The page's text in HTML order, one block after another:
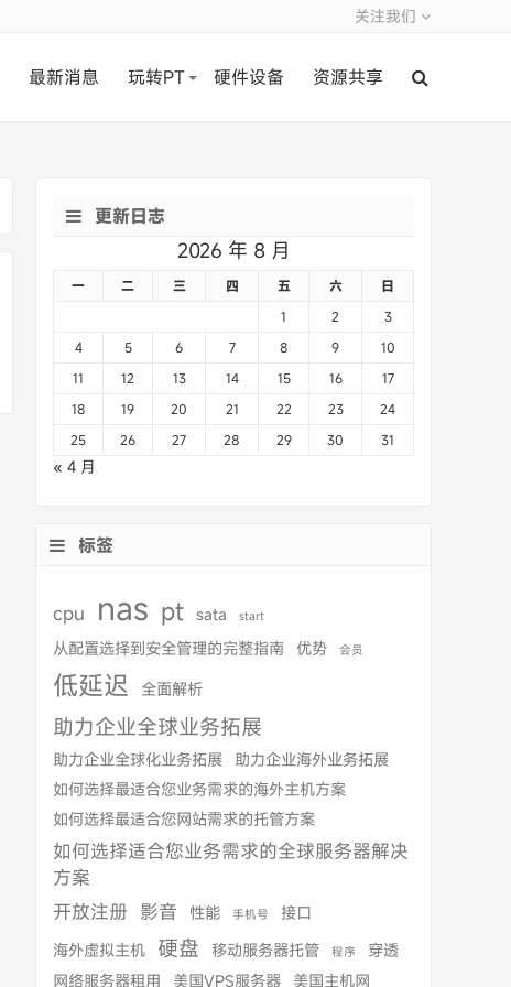
关注我们
最新消息 玩转PT 硬件设备 资源共享
更新日志
2026 年 8 月
一 二 三 四 五 六
日
1
2
3
4
5 6 7 8 9
10
11
12 13 14 15 16
17
18
19 20 21 22 23
24
25
26 27 28 29 30 31
« 4 月
标签
cpu nas pt sata start
从配置选择到安全管理的完整指南 优势 会员
低延迟 全面解析
助力企业全球业务拓展
助力企业全球化业务拓展
助力企业海外业务拓展
如何选择最适合您业务需求的海外主机方案
如何选择最适合您网站需求的托管方案
如何选择适合您业务需求的全球服务器解决
方案
开放注册 影音 性能 手机号
接口
海外虚拟主机
硬盘 移动服务器托管 程序
穿透
网络服务器租用
美国VPS服务器 美国主机网